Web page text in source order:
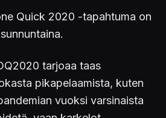
Quick 2020 -tapahtuma on
tarjoaa taas
pikapelaamista, kuten
vuoksi varsinaista